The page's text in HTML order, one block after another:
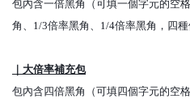
包內含一倍黑角（可填一個字元的空
角、1/3倍率黑角、1/4倍率黑角，四種
｜大倍率補充包
包內含四倍黑角（可填四個字元的空